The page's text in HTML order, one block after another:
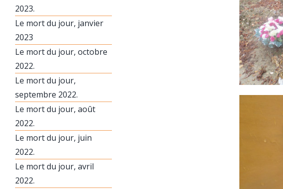
2023.
Le mort du jour, janvier
2023
Le mort du jour, octobre
2022.
Le mort du jour,
septembre 2022.
Le mort du jour, août
2022.
Le mort du jour, juin
2022.
Le mort du jour, avril
2022.